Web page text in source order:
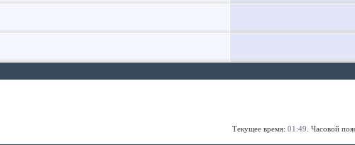
Текущее время: 01:49 . Часовой